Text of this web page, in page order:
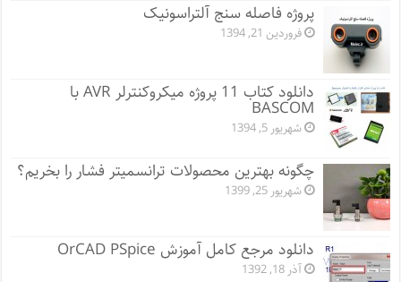
پروژه فاصله سنج آلتراسونیک
فروردین 21, 1394
دانلود کتاب 11 پروژه میکروکنترلر AVR با
BASCOM
شهریور 5, 1394
چگونه بهترین محصولات ترانسمیتر فشار را بخریم؟
شهریور 25, 1399
دانلود مرجع کامل آموزش OrCAD PSpice
آذر 18, 1392